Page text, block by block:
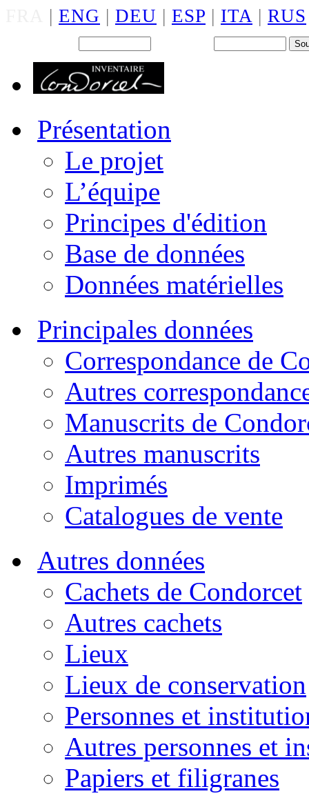
| ENG | DEU | ESP | ITA | RUS
Présentation
Le projet
L’équipe
Principes d'édition
Base de données
Données matérielles
Principales données
Correspondance de
Autres
Manuscrits de
Autres manuscrits
Imprimés
Catalogues de vente
Autres données
Cachets de Condorcet
Autres cachets
Lieux
Lieux de conservation
Personnes et
Autres personnes et
Papiers et filigranes